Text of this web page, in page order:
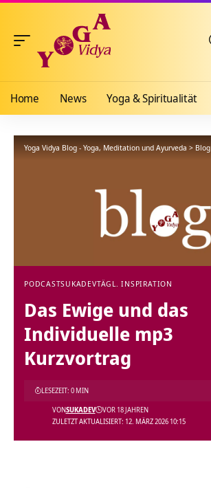
Home News Yoga & Spiritualität
Yoga Vidya Blog - Yoga, Meditation und Ayurveda > Blog
PODCASTSUKADEVTÄGL. INSPIRATION
Das Ewige und das
Individuelle mp3
Kurzvortrag
ZULETZT AKTUALISIERT: 12. MÄRZ 2026 10:15
VONSUKADEV VOR 18 JAHREN
LESEZEIT: 0 MIN